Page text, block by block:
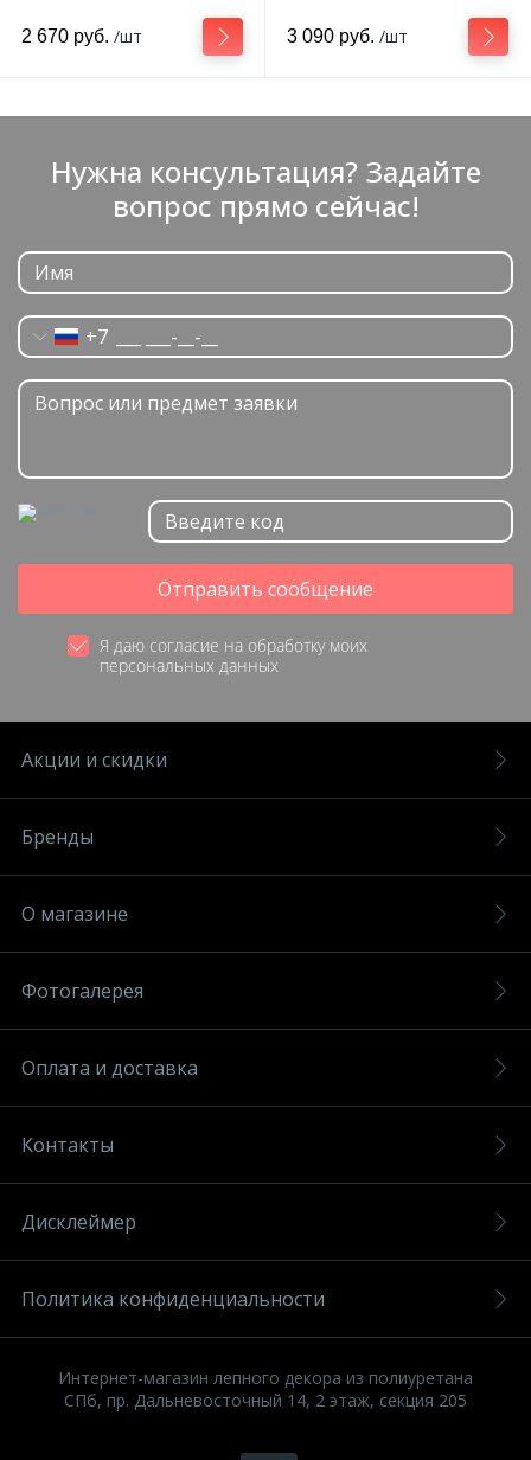
2 670 руб. /шт
Comfort 7 0,2-9 л
3 090 руб. /шт
Нужна консультация? Задайте
вопрос прямо сейчас!
+7
Отправить сообщение
Я даю согласие на обработку моих
персональных данных
Акции и скидки
Бренды
О магазине
Фотогалерея
Оплата и доставка
Контакты
Дисклеймер
Политика конфиденциальности
Интернет-магазин лепного декора из полиуретана
СПб, пр. Дальневосточный 14, 2 этаж, секция 205